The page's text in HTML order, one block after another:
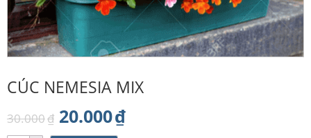
CÚC NEMESIA MIX
30.000₫ Giá
20.000₫Giá